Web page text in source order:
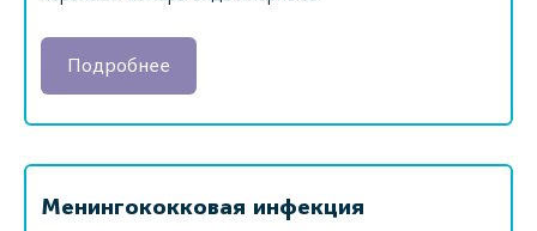
Подробнее
Менингококковая инфекция